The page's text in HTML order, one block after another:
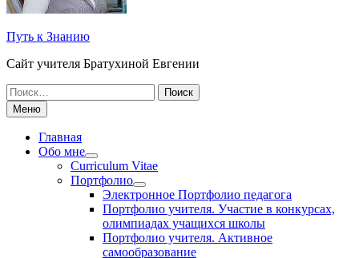
Путь к Знанию
Сайт учителя Братухиной Евгении
Поиск
по:Меню
Главная
Обо мне
Curriculum Vitae
Портфолио
Электронное Портфолио педагога
Портфолио учителя. Участие в конкурсах,
олимпиадах учащихся школы
Портфолио учителя. Активное
самообразование